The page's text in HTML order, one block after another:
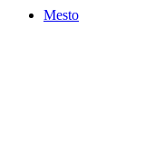
Mesto